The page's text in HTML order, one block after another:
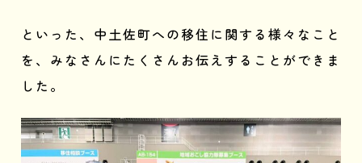
といった、中土佐町への移住に関する様々なこと
を、みなさんにたくさんお伝えすることができま
した。